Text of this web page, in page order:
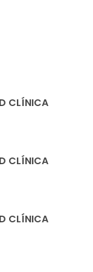
CLÍNICA
CLÍNICA
CLÍNICA